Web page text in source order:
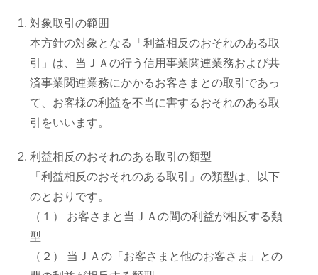
総合集出荷センター
営農資材センター
農機センター
中古農機具情報
生産履歴WEBシステム
対象取引の範囲
本方針の対象となる「利益相反のおそれのある取
引」は、当ＪＡの行う信用事業関連業務および共
済事業関連業務にかかるお客さまとの取引であっ
て、お客様の利益を不当に害するおそれのある取
引をいいます。
利益相反のおそれのある取引の類型
「利益相反のおそれのある取引」の類型は、以下
のとおりです。
（１） お客さまと当ＪＡの間の利益が相反する類
型
（２） 当ＪＡの「お客さまと他のお客さま」との